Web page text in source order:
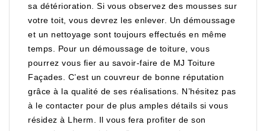
sa détérioration. Si vous observez des mousses sur
votre toit, vous devrez les enlever. Un démoussage
et un nettoyage sont toujours effectués en même
temps. Pour un démoussage de toiture, vous
pourrez vous fier au savoir-faire de MJ Toiture
Façades. C’est un couvreur de bonne réputation
grâce à la qualité de ses réalisations. N’hésitez pas
à le contacter pour de plus amples détails si vous
résidez à Lherm. Il vous fera profiter de son